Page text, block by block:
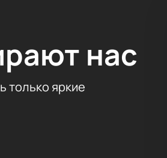
нас
только яркие